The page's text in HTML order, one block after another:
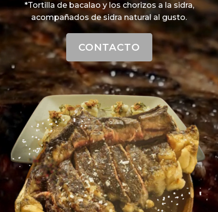
*Tortilla de bacalao y los chorizos a la sidra,
acompañados de sidra natural al gusto.
CONTACTO